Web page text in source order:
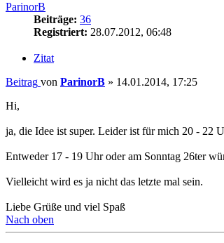
ParinorB
Beiträge: 36
Registriert: 28.07.2012, 06:48
Zitat
Beitrag von ParinorB » 14.01.2014, 17:25
Hi,
ja, die Idee ist super. Leider ist für mich 20 - 22
Entweder 17 - 19 Uhr oder am Sonntag 26ter
Vielleicht wird es ja nicht das letzte mal sein.
Liebe Grüße und viel Spaß
Nach oben